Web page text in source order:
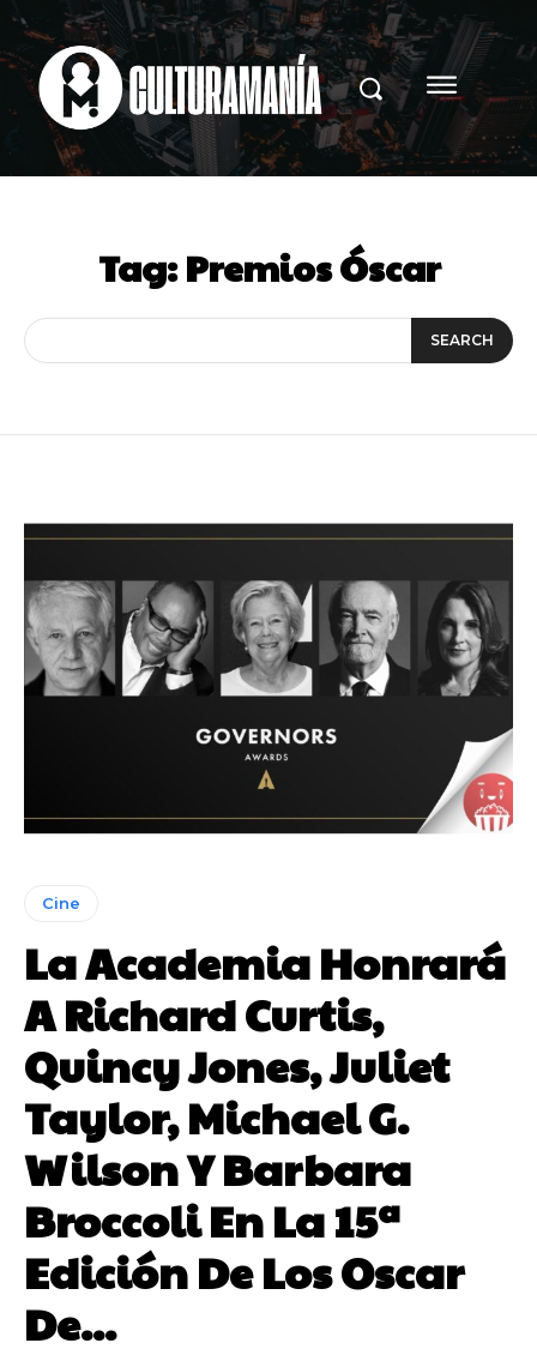
Tag:Premios Óscar
SEARCH
Cine
La Academia Honrará
A Richard Curtis,
Quincy Jones, Juliet
Taylor, Michael G.
Wilson Y Barbara
Broccoli En La 15ª
Edición De Los Oscar
De...